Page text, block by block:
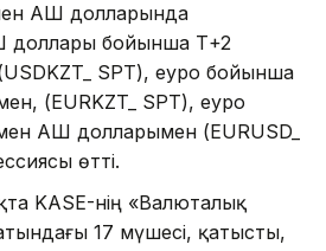
АҚШ долларында
доллары бойынша Т+2
SPT), еуро бойынша
(EURKZT_ SPT), еуро
АҚШ долларымен (EURUSD_
өтті.
KASE-нің «Валюталық
17 мүшесі, қатысты,